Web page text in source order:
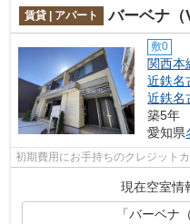
賃貸 | アパート バーベナ（
敷0
関西本
近鉄名
近鉄名
築5年
愛知県
初期費用にお手持ちのクレジット
現在空室情
「バーベナ